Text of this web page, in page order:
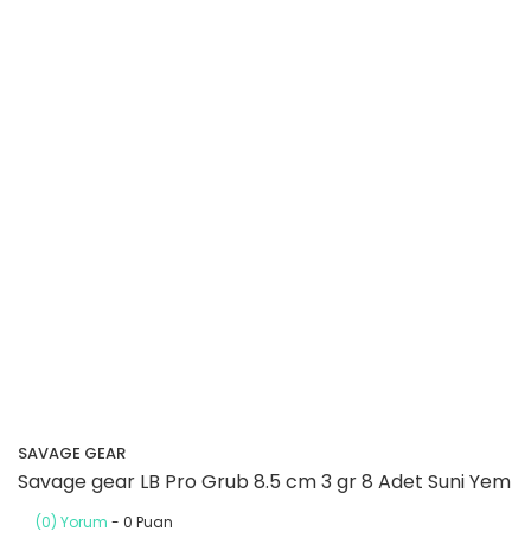
SAVAGE GEAR
Savage gear LB Pro Grub 8.5 cm 3 gr 8 Adet Suni Yem
(0) Yorum - 0 Puan